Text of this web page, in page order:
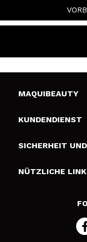
MAQUIBEAUTY
Über uns
Geschenkkarten
KUNDENDIENST
Liefer- und
Zahlung
SICHERHEIT
Bedingungen
NÜTZLICHE